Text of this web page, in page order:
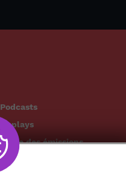
Podcasts
Replays
Grille des émissions